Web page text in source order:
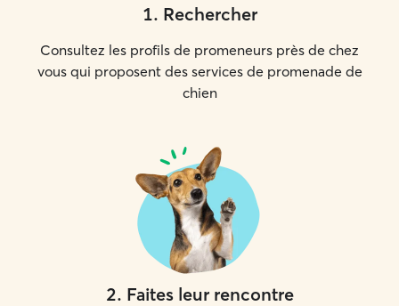
1. Rechercher
Consultez les profils de promeneurs près de chez
vous qui proposent des services de promenade de
chien
2. Faites leur rencontre